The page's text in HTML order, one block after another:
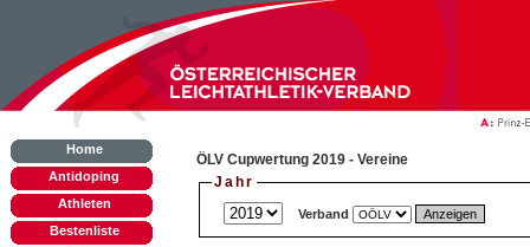
Home
Antidoping
Athleten
Bestenliste
ÖLV Cupwertung 2019 - Vereine
Jahr
Verband